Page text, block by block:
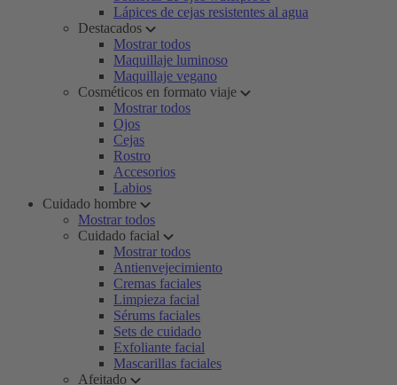
Lápices de cejas resistentes al agua
Destacados
Mostrar todos
Maquillaje luminoso
Maquillaje vegano
Cosméticos en formato viaje
Mostrar todos
Ojos
Cejas
Rostro
Accesorios
Labios
Cuidado hombre
Mostrar todos
Cuidado facial
Mostrar todos
Antienvejecimiento
Cremas faciales
Limpieza facial
Sérums faciales
Sets de cuidado
Exfoliante facial
Mascarillas faciales
Afeitado